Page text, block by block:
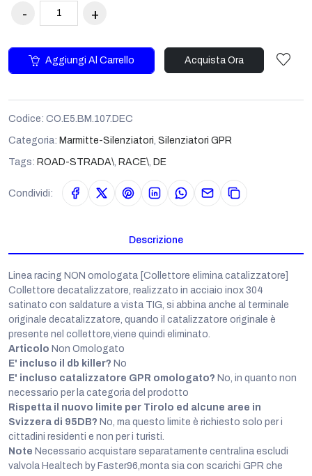
Aggiungi Al Carrello Acquista Ora
Codice: CO.E5.BM.107.DEC
Categoria: Marmitte-Silenziatori, Silenziatori GPR
Tags: ROAD-STRADA\, RACE\, DE
Condividi:
Descrizione
Linea racing NON omologata [Collettore elimina catalizzatore]
Collettore decatalizzatore, realizzato in acciaio inox 304
satinato con saldature a vista TIG, si abbina anche al terminale
originale decatalizzatore, quando il catalizzatore originale è
presente nel collettore,viene quindi eliminato.
Articolo Non Omologato
E' incluso il db killer? No
E' incluso catalizzatore GPR omologato? No, in quanto non
necessario per la categoria del prodotto
Rispetta il nuovo limite per Tirolo ed alcune aree in
Svizzera di 95DB? No, ma questo limite è richiesto solo per i
cittadini residenti e non per i turisti.
Note Necessario acquistare separatamente centralina escludi
valvola Healtech by Faster96,monta sia con scarichi GPR che